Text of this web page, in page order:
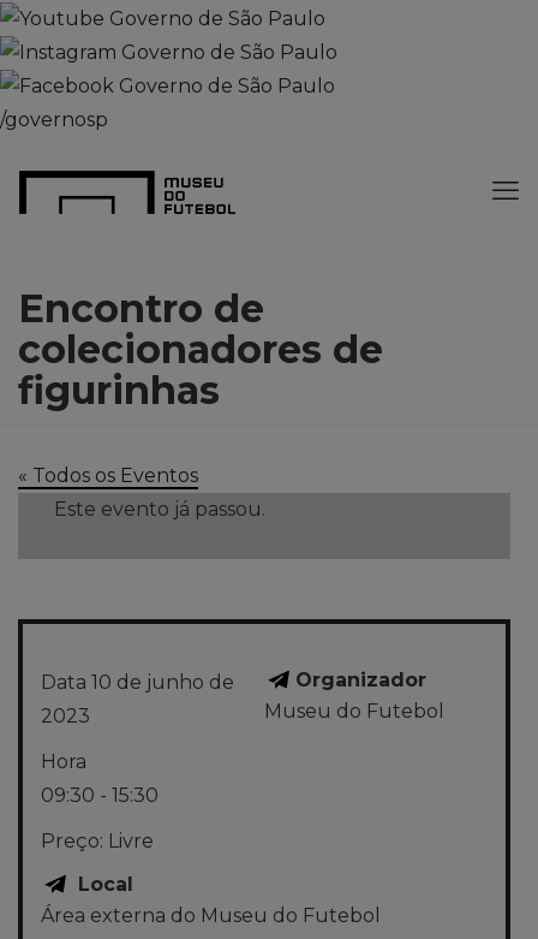
/governosp
Encontro de
colecionadores de
figurinhas
« Todos os Eventos
Este evento já passou.
Data 10 de junho de
2023
Hora
09:30 - 15:30
Preço: Livre
Local
Área externa do Museu do Futebol
Organizador
Museu do Futebol